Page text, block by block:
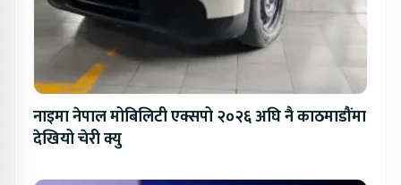
नाइमा नेपाल मोबिलिटी एक्सपो २०२६ अघि नै काठमाडौंमा
देखियो चेरी क्यु